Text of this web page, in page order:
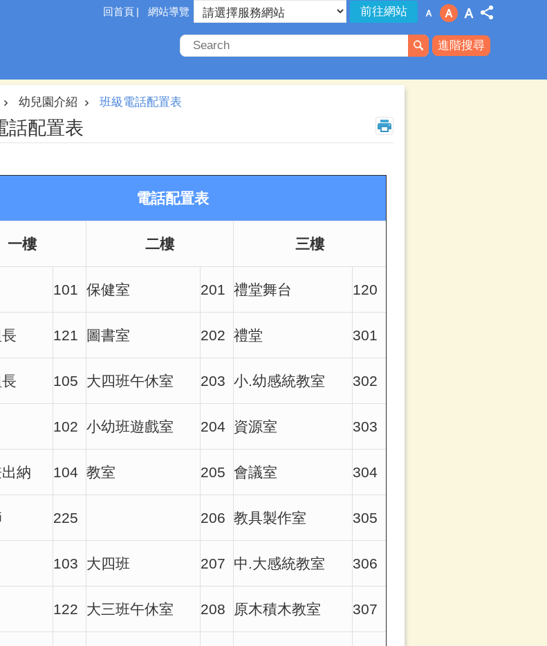
回首頁 網站導覽
進階搜尋
幼兒園介紹 班級電話配置表
話配置表
電話配置表
一樓 二樓 三樓
101 保健室 201 禮堂舞台 120
121 圖書室 202 禮堂 301
105 大四班午休室 203 小.幼感統教室 302
102 小幼班遊戲室 204 資源室 303
納 104 教室 205 會議室 304
225 206 教具製作室 305
103 大四班 207 中.大感統教室 306
122 大三班午休室 208 原木積木教室 307